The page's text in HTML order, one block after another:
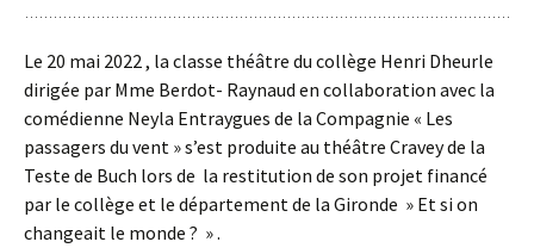
Le 20 mai 2022 , la classe théâtre du collège Henri Dheurle
dirigée par Mme Berdot- Raynaud en collaboration avec la
comédienne Neyla Entraygues de la Compagnie « Les
passagers du vent » s’est produite au théâtre Cravey de la
Teste de Buch lors de la restitution de son projet financé
par le collège et le département de la Gironde » Et si on
changeait le monde ? » .